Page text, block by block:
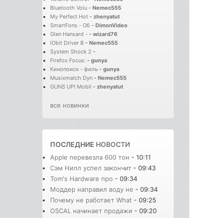
Bluetooth Volu - Nemec555
My Perfect Hot - zhenyatut
SmartFons - Об - DimonVideo
Glen Hansard - - wizard76
IObit Driver B - Nemec555
System Shock 2 -
Firefox Focus: - gunya
Кинопоиск－филь - gunya
Musixmatch Dyn - Nemec555
GUNS UP! Mobil - zhenyatut
все новинки
ПОСЛЕДНИЕ НОВОСТИ
Apple перевезла 600 тон - 10:11
Сэм Нилл успел закончит - 09:43
Tom's Hardware про - 09:34
Моддер направил воду не - 09:34
Почему не работает What - 09:25
OSCAL начинает продажи - 09:20